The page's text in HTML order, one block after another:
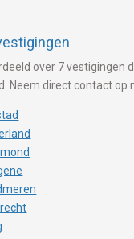
over 7 vestigingen
Neem direct contact op